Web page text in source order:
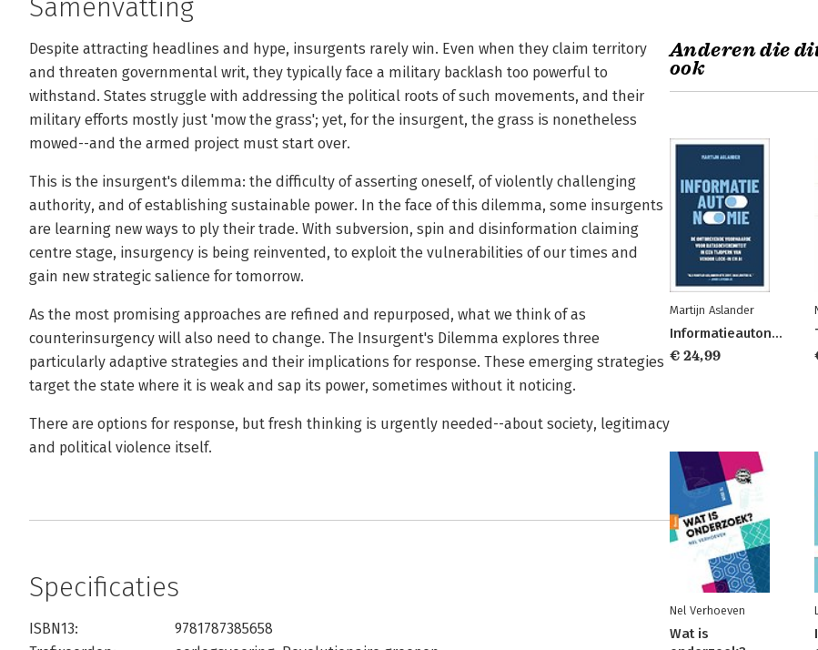
Samenvatting
Despite attracting headlines and hype, insurgents rarely win. Even when they claim territory
and threaten governmental writ, they typically face a military backlash too powerful to
withstand. States struggle with addressing the political roots of such movements, and their
military efforts mostly just 'mow the grass'; yet, for the insurgent, the grass is nonetheless
mowed--and the armed project must start over.
This is the insurgent's dilemma: the difficulty of asserting oneself, of violently challenging
authority, and of establishing sustainable power. In the face of this dilemma, some insurgents
are learning new ways to ply their trade. With subversion, spin and disinformation claiming
centre stage, insurgency is being reinvented, to exploit the vulnerabilities of our times and
gain new strategic salience for tomorrow.
As the most promising approaches are refined and repurposed, what we think of as
counterinsurgency will also need to change. The Insurgent's Dilemma explores three
particularly adaptive strategies and their implications for response. These emerging strategies
target the state where it is weak and sap its power, sometimes without it noticing.
There are options for response, but fresh thinking is urgently needed--about society, legitimacy
and political violence itself.
Specificaties
ISBN13:
9781787385658
Anderen die
ook
Martijn Aslander
Informatieautonomie
€ 24,99
Nel Verhoeven
Wat is